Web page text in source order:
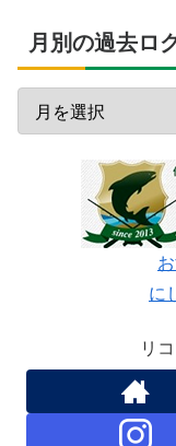
月別の過去ロ
に
リ